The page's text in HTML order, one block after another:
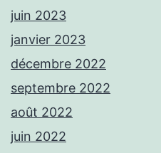
juin 2023
janvier 2023
décembre 2022
septembre 2022
août 2022
juin 2022